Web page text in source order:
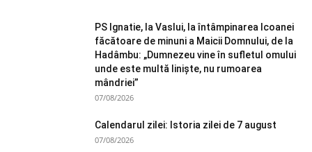
PS Ignatie, la Vaslui, la întâmpinarea Icoanei
făcătoare de minuni a Maicii Domnului, de la
Hadâmbu: „Dumnezeu vine în sufletul omului
unde este multă liniște, nu rumoarea
mândriei”
07/08/2026
Calendarul zilei: Istoria zilei de 7 august
07/08/2026